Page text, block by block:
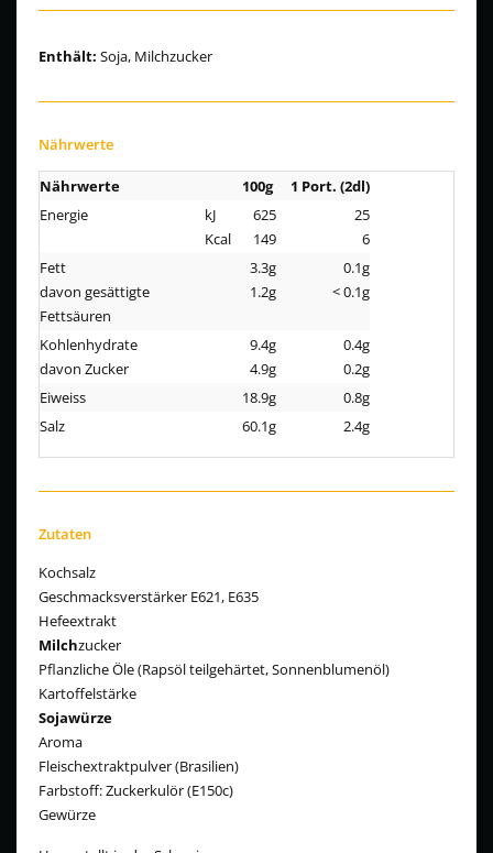
Enthält: Soja, Milchzucker
Nährwerte
Nährwerte 100g
1 Port. (2dl)
Energie
kJ
Kcal
625
149
25
6
Fett
davon gesättigte
Fettsäuren
3.3g
1.2g
0.1g
< 0.1g
Kohlenhydrate
davon Zucker
9.4g
4.9g
0.4g
0.2g
Eiweiss
18.9g
0.8g
Salz
60.1g 2.4g
Zutaten
Kochsalz
Geschmacksverstärker E621, E635
Hefeextrakt
Milchzucker
Pflanzliche Öle (Rapsöl teilgehärtet, Sonnenblumenöl)
Kartoffelstärke
Sojawürze
Aroma
Fleischextraktpulver (Brasilien)
Farbstoff: Zuckerkulör (E150c)
Gewürze